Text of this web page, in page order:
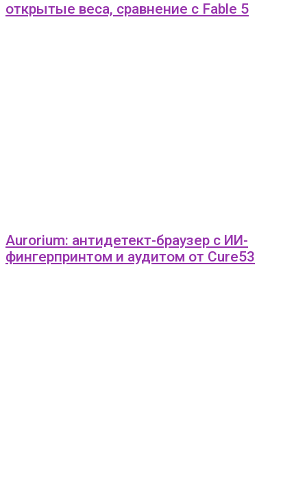
открытые веса, сравнение с Fable 5
Aurorium: антидетект-браузер с ИИ-
фингерпринтом и аудитом от Cure53